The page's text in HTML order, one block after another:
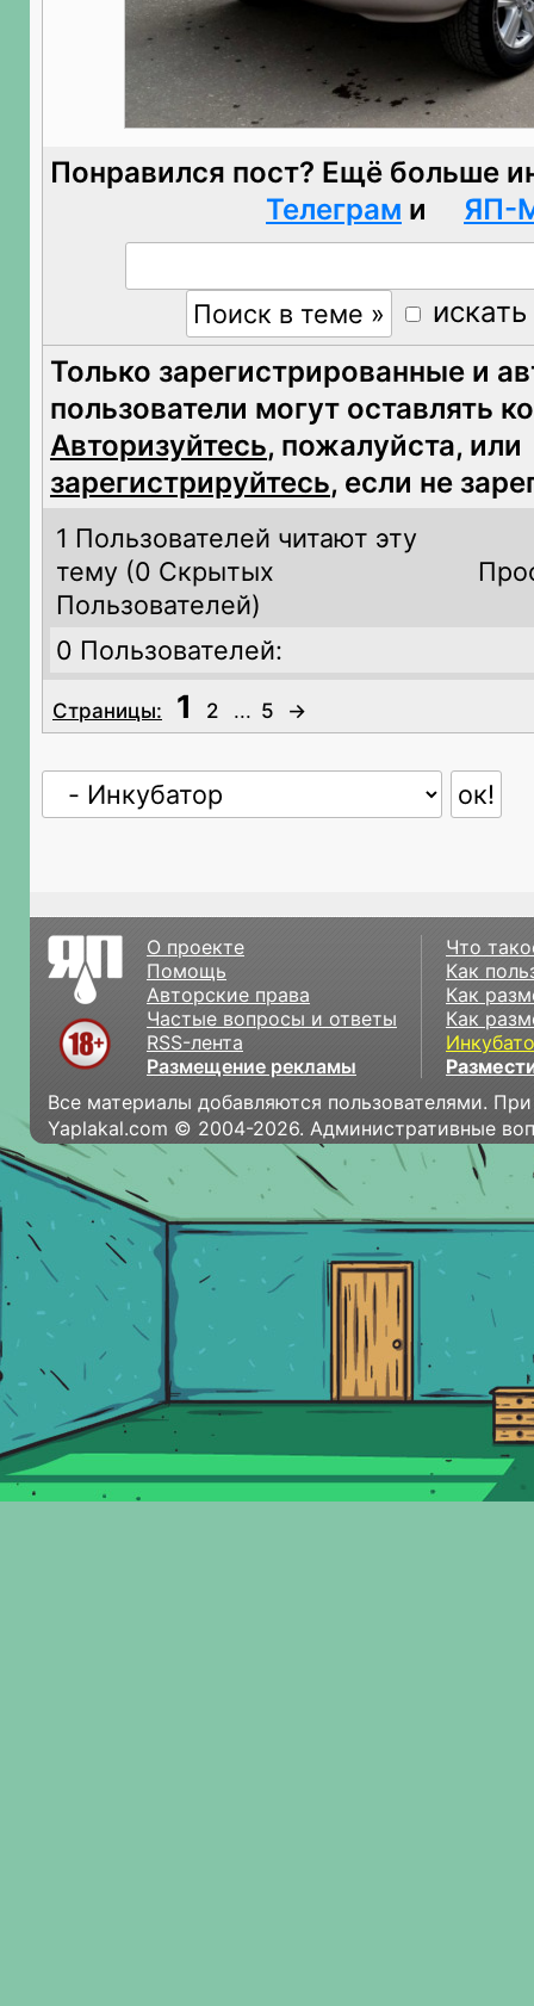
Понравился пост? Ещё больше
Телеграм и ЯП-
Только зарегистрированные и
пользователи могут оставлять
Авторизуйтесь, пожалуйста, или
зарегистрируйтесь, если не
1 Пользователей читают эту
тему (0 Скрытых
Пользователей)
0 Пользователей:
Страницы: 1 2 ... 5 →
О проекте
Помощь
Авторские права
Частые вопросы и ответы
RSS-лента
Размещение рекламы
Что
Как
Как
Как
Все материалы добавляются пользователями.
Yaplakal.com © 2004-2026. Административные